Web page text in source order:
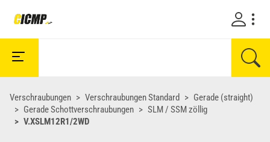
Verschraubungen Verschraubungen Standard
Gerade (straight)
Gerade Schottverschraubungen
SLM / SSM zöllig
V.XSLM12R1/2WD